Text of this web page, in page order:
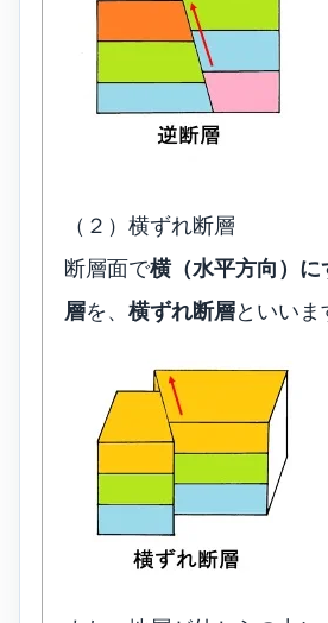
（２）横ずれ断層
断層面で横（水平方向）に
層を、 横ずれ断層といいま